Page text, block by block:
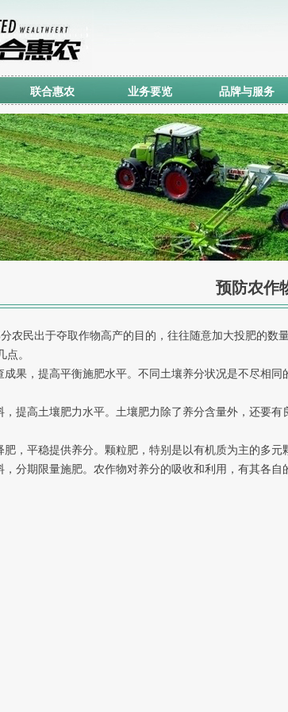
联合惠农 业务要览 品牌与服务
预防农作
民出于夺取作物高产的目的，往往随意加大投肥的数
点。
，提高平衡施肥水平。不同土壤养分状况是不尽相同
高土壤肥力水平。土壤肥力除了养分含量外，还要有
平稳提供养分。颗粒肥，特别是以有机质为主的多元
期限量施肥。农作物对养分的吸收和利用，有其各自